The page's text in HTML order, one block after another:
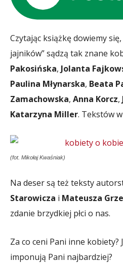
Czytając książkę dowiemy
jajników” sądzą tak znane
Pakosińska, Jolanta
Paulina Młynarska, Beata
Zamachowska, Anna Korcz,
Katarzyna Miller. Tekstów
(fot. Mikołaj Kwaśniak)
Na deser są też teksty
Starowicza i Mateusza
zdanie brzydkiej płci o nas.
Za co ceni Pani inne kobiety?
imponują Pani najbardziej?